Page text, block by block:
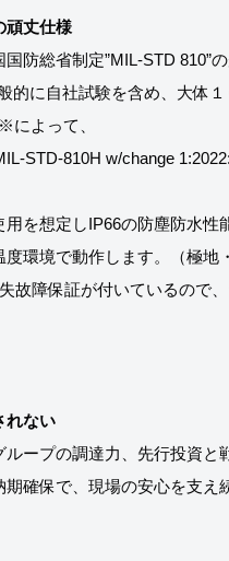
頑丈仕様
防総省制定”MIL-STD 810”
的に自社試験を含め、大体
によって、
STD-810H w/change
を想定しIP66の防塵防水
環境で動作します。（極地
故障保証が付いているので
れない
ープの調達力、先行投資
確保で、現場の安心を支え